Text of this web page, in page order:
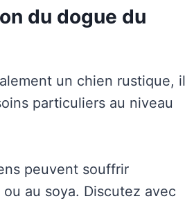
du dogue du
un chien rustique, il
particuliers au niveau
peuvent souffrir
ou au soya. Discutez avec